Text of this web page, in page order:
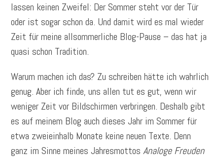
lassen keinen Zweifel: Der Sommer steht vor der Tür
oder ist sogar schon da. Und damit wird es mal wieder
Zeit für meine allsommerliche Blog-Pause – das hat ja
quasi schon Tradition.
Warum machen ich das? Zu schreiben hätte ich wahrlich
genug. Aber ich finde, uns allen tut es gut, wenn wir
weniger Zeit vor Bildschirmen verbringen. Deshalb gibt
es auf meinem Blog auch dieses Jahr im Sommer für
etwa zweieinhalb Monate keine neuen Texte. Denn
ganz im Sinne meines JahresmottosAnaloge Freuden